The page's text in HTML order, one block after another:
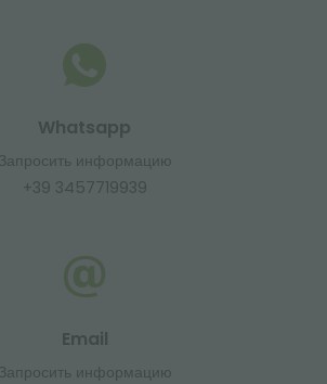
Whatsapp
Запросить информацию
+39 3457719939
Email
Запросить информацию